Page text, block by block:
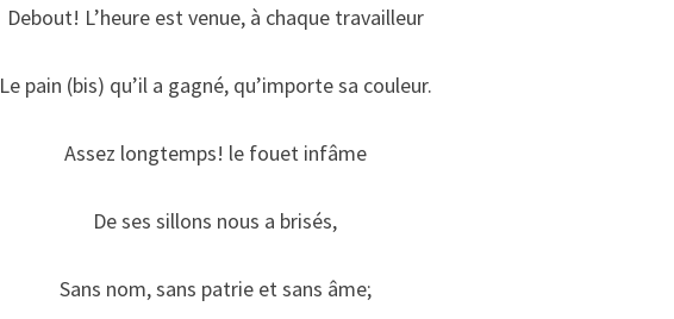
Debout! L’heure est venue, à chaque travailleur
Le pain (bis) qu’il a gagné, qu’importe sa couleur.
Assez longtemps! le fouet infâme
De ses sillons nous a brisés,
Sans nom, sans patrie et sans âme;